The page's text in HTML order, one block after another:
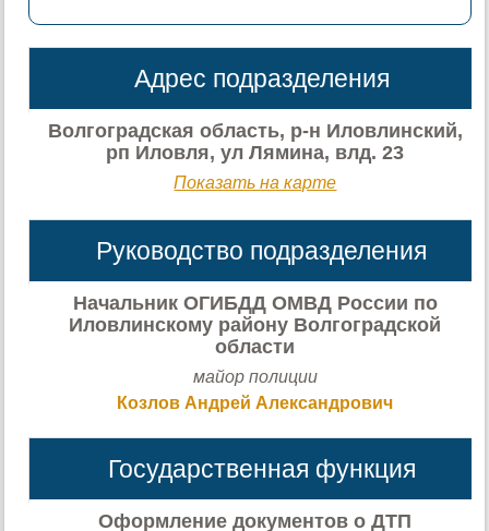
Адрес подразделения
Волгоградская область, р-н Иловлинский,
рп Иловля, ул Лямина, влд. 23
Показать на карте
Руководство подразделения
Начальник ОГИБДД ОМВД России по
Иловлинскому району Волгоградской
области
майор полиции
Козлов Андрей Александрович
Государственная функция
Оформление документов о ДТП